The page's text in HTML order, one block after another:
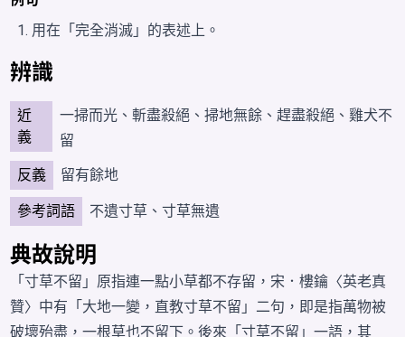
用在「完全消滅」的表述上。
辨識
近
義
一掃而光 、斬盡殺絕 、掃地無餘 、趕盡殺絕 、雞犬不
留
反義
留有餘地
參考詞語 不遺寸草、寸草無遺
典故說明
「寸草不留」原指連一點小草都不存留，宋．樓鑰〈英老真
贊〉中有「大地一變，直教寸草不留」二句，即是指萬物被
破壞殆盡，一根草也不留下。後來「寸草不留」一語，其